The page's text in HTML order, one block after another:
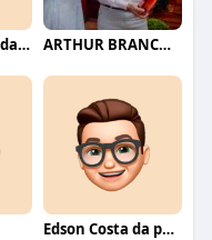
Diego Oliveira da Motta ARTHUR BRANCO FERNANDES
Edson Costa da paixão